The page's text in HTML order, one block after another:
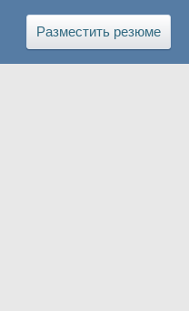
Разместить резюме